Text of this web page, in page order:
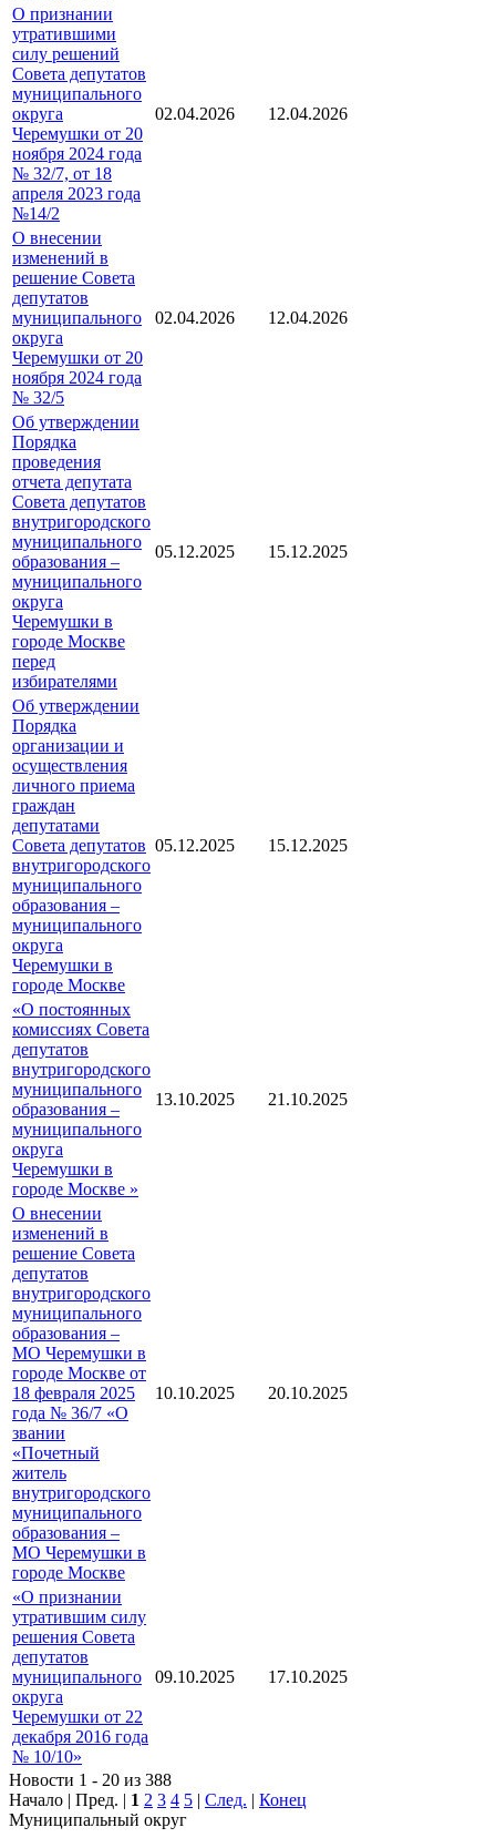
О признании
утратившими
силу решений
Совета депутатов
муниципального
округа
Черемушки от 20
ноября 2024 года
№ 32/7, от 18
апреля 2023 года
№14/2
02.04.2026 12.04.2026
О внесении
изменений в
решение Совета
депутатов
муниципального
округа
Черемушки от 20
ноября 2024 года
№ 32/5
02.04.2026 12.04.2026
Об утверждении
Порядка
проведения
отчета депутата
Совета депутатов
внутригородского
муниципального
образования –
муниципального
округа
Черемушки в
городе Москве
перед
избирателями
05.12.2025 15.12.2025
Об утверждении
Порядка
организации и
осуществления
личного приема
граждан
депутатами
Совета депутатов
внутригородского
муниципального
образования –
муниципального
округа
Черемушки в
городе Москве
05.12.2025 15.12.2025
«О постоянных
комиссиях Совета
депутатов
внутригородского
муниципального
образования –
муниципального
округа
Черемушки в
городе Москве »
13.10.2025 21.10.2025
О внесении
изменений в
решение Совета
депутатов
внутригородского
муниципального
образования –
МО Черемушки в
городе Москве от
18 февраля 2025
года № 36/7 «О
звании
«Почетный
житель
внутригородского
муниципального
образования –
МО Черемушки в
городе Москве
10.10.2025 20.10.2025
«О признании
утратившим силу
решения Совета
депутатов
муниципального
округа
Черемушки от 22
декабря 2016 года
№ 10/10»
09.10.2025 17.10.2025
Новости 1 - 20 из 388
Начало | Пред. | 1 2 3 4 5 | След. | Конец
Муниципальный округ